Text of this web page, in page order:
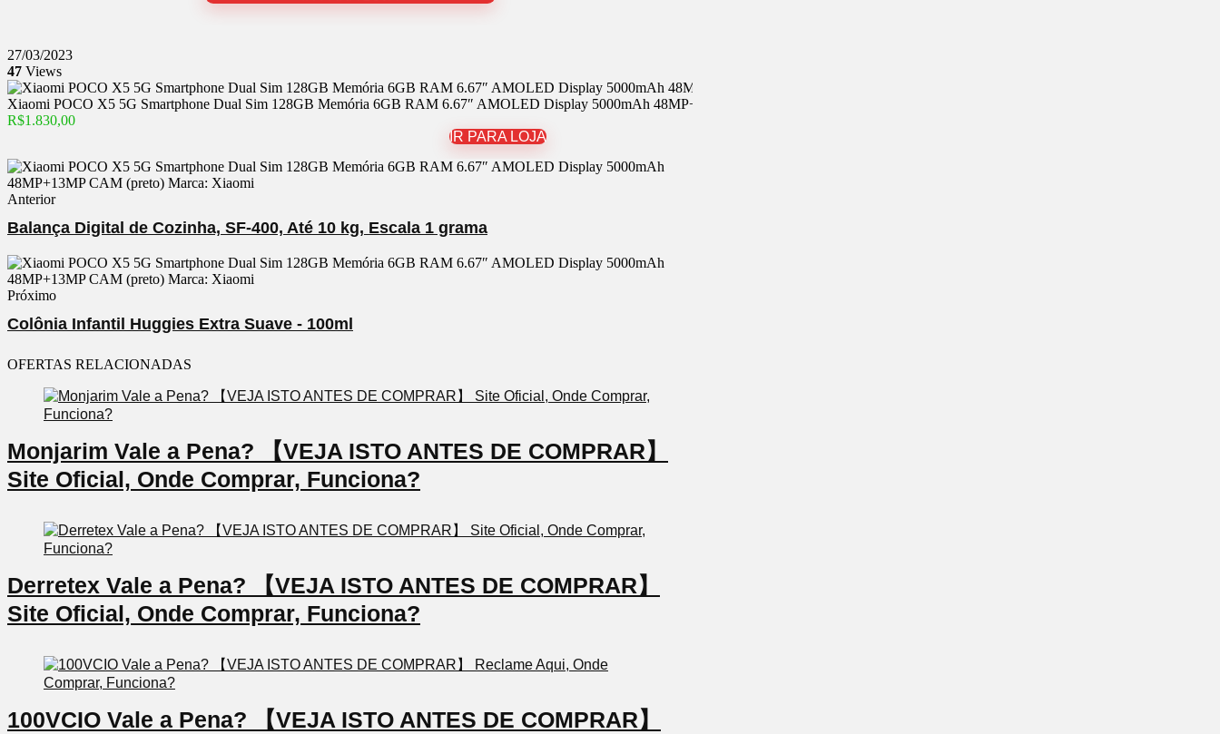
27/03/2023
47 Views
Xiaomi POCO X5 5G Smartphone Dual Sim 128GB Memória 6GB RAM 6.67″ AMOLED Display 5000mAh 48MP+13MP CAM (preto) Marca: Xiaomi
R$1.830,00
IR PARA LOJA
Anterior
Balança Digital de Cozinha, SF-400, Até 10 kg, Escala 1 grama
Próximo
Colônia Infantil Huggies Extra Suave - 100ml
OFERTAS RELACIONADAS
Monjarim Vale a Pena? 【VEJA ISTO ANTES DE COMPRAR】
Site Oficial, Onde Comprar, Funciona?
Derretex Vale a Pena? 【VEJA ISTO ANTES DE COMPRAR】
Site Oficial, Onde Comprar, Funciona?
100VCIO Vale a Pena? 【VEJA ISTO ANTES DE COMPRAR】